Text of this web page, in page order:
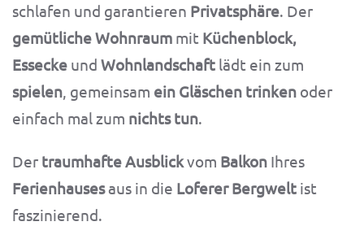
schlafen und garantieren Privatsphäre. Der
gemütliche Wohnraum mit Küchenblock,
Essecke und Wohnlandschaft lädt ein zum
spielen, gemeinsam ein Gläschen trinken oder
einfach mal zum nichts tun.
Der traumhafte Ausblickvom Balkon Ihres
Ferienhausesaus in die Loferer Bergwelt ist
faszinierend.